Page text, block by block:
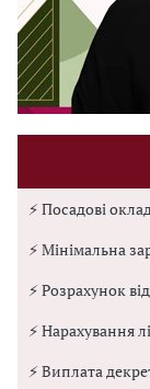
⚡ Посадові
⚡ Мінімальна
⚡ Розрахунок
⚡ Нарахування
⚡ Виплата